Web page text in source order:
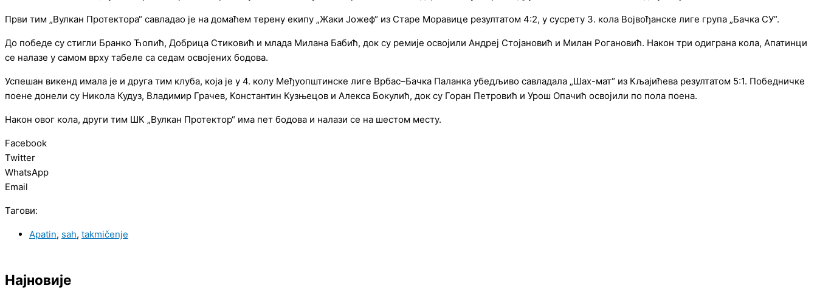
Први тим „Вулкан Протектора“ савладао је на домаћем терену екипу „Жаки Јожеф“ из Старе Моравице резултатом 4:2, у сусрету 3. кола Војвођанске лиге група „Бачка СУ“.
До победе су стигли Бранко Ћопић, Добрица Стиковић и млада Милана Бабић, док су ремије освојили Андреј Стојановић и Милан Рогановић. Након три одиграна кола, Апатинци
се налазе у самом врху табеле са седам освојених бодова.
Успешан викенд имала је и друга тим клуба, која је у 4. колу Међуопштинске лиге Врбас–Бачка Паланка убедљиво савладала „Шах-мат“ из Кљајићева резултатом 5:1. Победничке
поене донели су Никола Кудуз, Владимир Грачев, Константин Кузњецов и Алекса Бокулић, док су Горан Петровић и Урош Опачић освојили по пола поена.
Након овог кола, други тим ШК „Вулкан Протектор“ има пет бодова и налази се на шестом месту.
Facebook
Twitter
WhatsApp
Email
Тагови:
Apatin, sah, takmičenje
Најновије